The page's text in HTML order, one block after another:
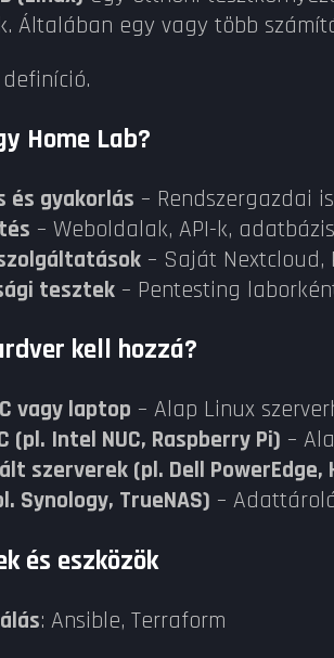
Általában egy vagy több
Home Lab?
és gyakorlás – Rendszergazdai
– Weboldalak, API-k,
– Saját Nextcloud,
tesztek– Pentesting
kell hozzá?
vagy laptop – Alap Linux
(pl. Intel NUC, Raspberry Pi) –
szerverek (pl. Dell PowerEdge,
Synology, TrueNAS) –
és eszközök
: Ansible, Terraform